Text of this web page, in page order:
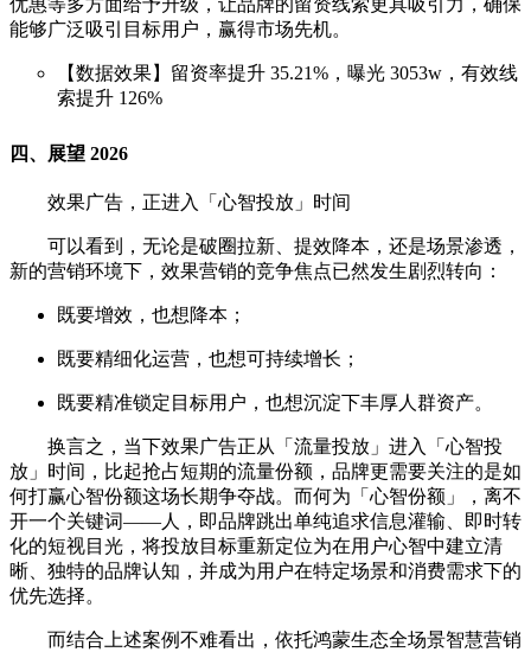
能够广泛吸引目标用户，赢得市场先机。
【数据效果】留资率提升 35.21%，曝光 3053w，有效线
索提升 126%
四、展望 2026
效果广告，正进入「心智投放」时间
可以看到，无论是破圈拉新、提效降本，还是场景渗透，
新的营销环境下，效果营销的竞争焦点已然发生剧烈转向：
既要增效，也想降本；
既要精细化运营，也想可持续增长；
既要精准锁定目标用户，也想沉淀下丰厚人群资产。
换言之，当下效果广告正从「流量投放」进入「心智投
放」时间，比起抢占短期的流量份额，品牌更需要关注的是如
何打赢心智份额这场长期争夺战。而何为「心智份额」，离不
开一个关键词——人，即品牌跳出单纯追求信息灌输、即时转
化的短视目光，将投放目标重新定位为在用户心智中建立清
晰、独特的品牌认知，并成为用户在特定场景和消费需求下的
优先选择。
而结合上述案例不难看出，依托鸿蒙生态全场景智慧营销